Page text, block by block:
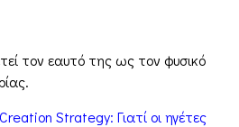
τον εαυτό της ως τον φυσικό
Strategy: Γιατί οι ηγέτες